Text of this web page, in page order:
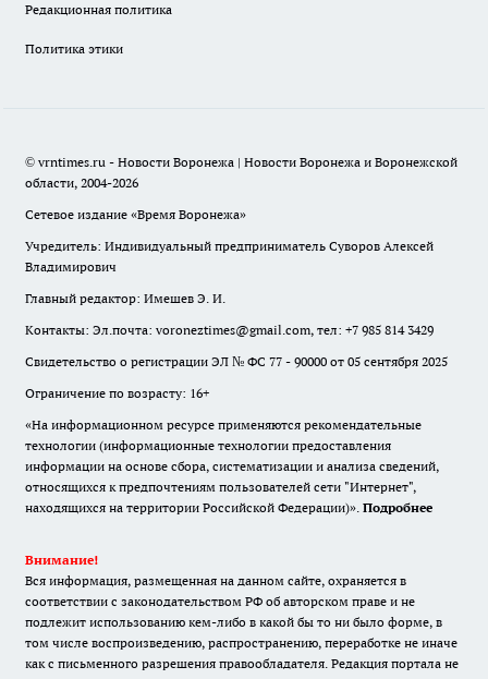
Редакционная политика
Политика этики
© vrntimes.ru - Новости Воронежа | Новости Воронежа и Воронежской
области, 2004-2026
Сетевое издание «Время Воронежа»
Учредитель: Индивидуальный предприниматель Суворов Алексей
Владимирович
Главный редактор: Имешев Э. И.
Контакты: Эл.почта: voroneztimes@gmail.com, тел: +7 985 814 3429
Свидетельство о регистрации ЭЛ № ФС 77 - 90000 от 05 сентября 2025
Ограничение по возрасту: 16+
«На информационном ресурсе применяются рекомендательные
технологии (информационные технологии предоставления
информации на основе сбора, систематизации и анализа сведений,
относящихся к предпочтениям пользователей сети "Интернет",
находящихся на территории Российской Федерации)». Подробнее
Внимание!
Вся информация, размещенная на данном сайте, охраняется в
соответствии с законодательством РФ об авторском праве и не
подлежит использованию кем-либо в какой бы то ни было форме, в
том числе воспроизведению, распространению, переработке не иначе
как с письменного разрешения правообладателя. Редакция портала не